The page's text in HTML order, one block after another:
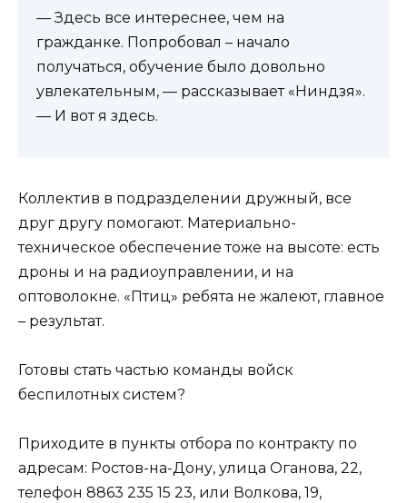
— Здесь все интереснее, чем на
гражданке. Попробовал – начало
получаться, обучение было довольно
увлекательным, — рассказывает «Ниндзя».
— И вот я здесь.
Коллектив в подразделении дружный, все
друг другу помогают. Материально-
техническое обеспечение тоже на высоте: есть
дроны и на радиоуправлении, и на
оптоволокне. «Птиц» ребята не жалеют, главное
– результат.
Готовы стать частью команды войск
беспилотных систем?
Приходите в пункты отбора по контракту по
адресам: Ростов-на-Дону, улица Оганова, 22,
телефон 8863 235 15 23, или Волкова, 19,